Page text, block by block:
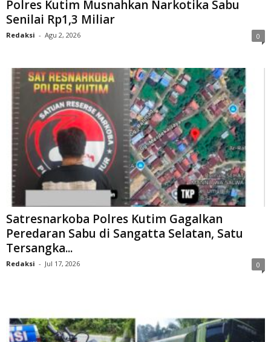
Polres Kutim Musnahkan Narkotika Sabu
Senilai Rp1,3 Miliar
Redaksi - Agu 2, 2026 0
Satresnarkoba Polres Kutim Gagalkan
Peredaran Sabu di Sangatta Selatan, Satu
Tersangka...
Redaksi - Jul 17, 2026 0